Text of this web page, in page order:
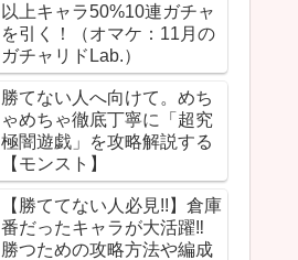
以上キャラ50%10連ガチャ
を引く！（オマケ：11月の
ガチャリドLab.）
勝てない人へ向けて。めち
ゃめちゃ徹底丁寧に「超究
極闇遊戯」を攻略解説する
【モンスト】
【勝ててない人必見!!】倉庫
番だったキャラが大活躍‼︎
勝つための攻略方法や編成